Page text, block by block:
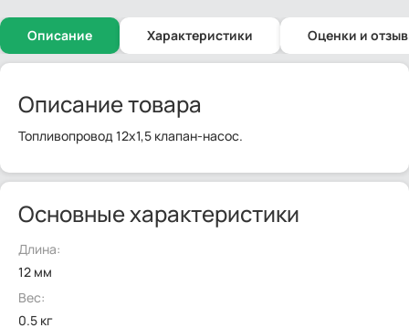
Описание Характеристики Оценки и
Описание товара
Топливопровод 12х1,5 клапан-насос.
Основные характеристики
Длина:
12 мм
Вес:
0.5 кг